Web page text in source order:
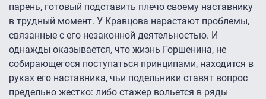
парень, готовый подставить плечо своему наставнику
в трудный момент. У Кравцова нарастают проблемы,
связанные с его незаконной деятельностью. И
однажды оказывается, что жизнь Горшенина, не
собирающегося поступаться принципами, находится в
руках его наставника, чьи подельники ставят вопрос
предельно жестко: либо стажер вольется в ряды